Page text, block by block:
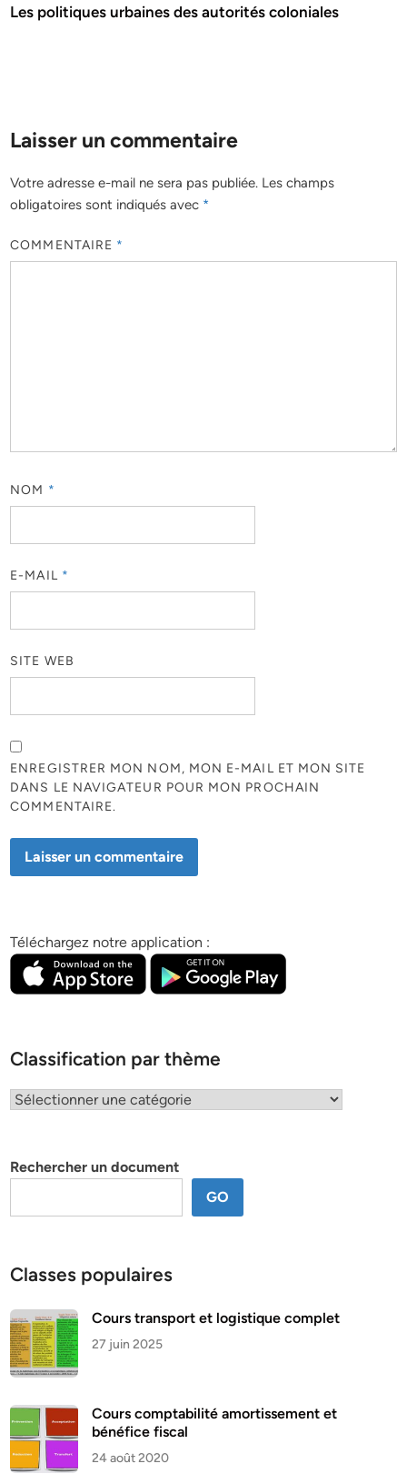
Les politiques urbaines des autorités coloniales
Laisser un commentaire
Votre adresse e-mail ne sera pas publiée. Les champs
obligatoires sont indiqués avec *
COMMENTAIRE *
NOM *
E-MAIL *
SITE WEB
ENREGISTRER MON NOM, MON E-MAIL ET MON SITE
DANS LE NAVIGATEUR POUR MON PROCHAIN
COMMENTAIRE.
Téléchargez notre application :
Classification par thème
Classification
Rechercher un document
GO
Classes populaires
Cours transport et logistique complet
27 juin 2025
Cours comptabilité amortissement et
bénéfice fiscal
24 août 2020